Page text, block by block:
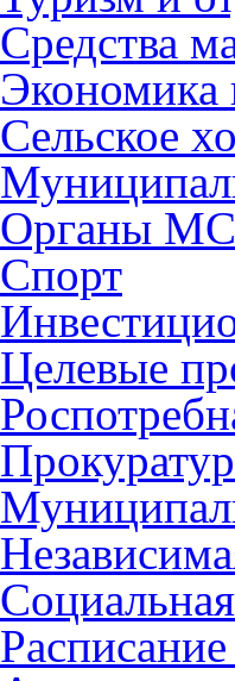
Средства
Экономика
Сельское
Органы
Спорт
Целевые